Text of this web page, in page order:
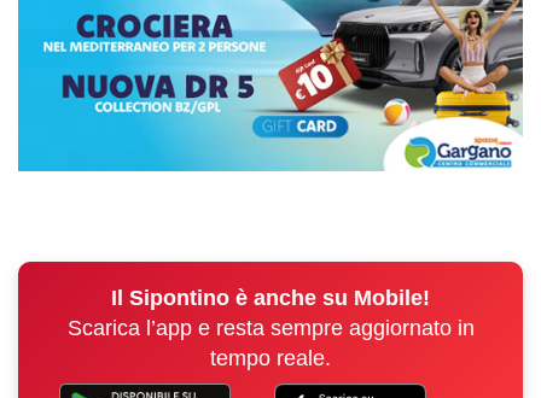
Il Sipontino è anche su Mobile!
Scarica l’app e resta sempre aggiornato in
tempo reale.